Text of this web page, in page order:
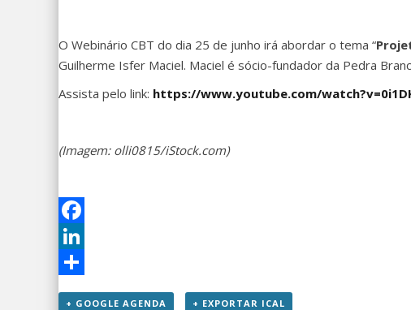
O Webinário CBT do dia 25 de junho irá abordar o tema “
Guilherme Isfer Maciel. Maciel é sócio-fundador da Pedra
Assista pelo link: https://www.youtube.com/
(Imagem: olli0815/iStock.com)
Facebook
LinkedIn
Share
+ GOOGLE AGENDA + EXPORTAR ICAL